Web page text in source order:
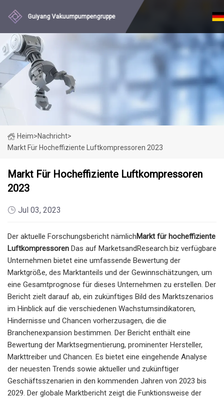
Guiyang Vakuumpumpengruppe
Heim>Nachricht>
Markt Für Hocheffiziente Luftkompressoren 2023
Markt Für Hocheffiziente Luftkompressoren
2023
Jul 03, 2023
Der aktuelle Forschungsbericht nämlichMarkt für hocheffiziente
Luftkompressoren Das auf MarketsandResearch.biz verfügbare
Unternehmen bietet eine umfassende Bewertung der
Marktgröße, des Marktanteils und der Gewinnschätzungen, um
eine Gesamtprognose für dieses Unternehmen zu erstellen. Der
Bericht zielt darauf ab, ein zukünftiges Bild des Marktszenarios
im Hinblick auf die verschiedenen Wachstumsindikatoren,
Hindernisse und Chancen vorherzusagen, die die
Branchenexpansion bestimmen. Der Bericht enthält eine
Bewertung der Marktsegmentierung, prominenter Hersteller,
Markttreiber und Chancen. Es bietet eine eingehende Analyse
der neuesten Trends sowie aktueller und zukünftiger
Geschäftsszenarien in den kommenden Jahren von 2023 bis
2029. Der globale Marktbericht zeigt die Funktionsweise der